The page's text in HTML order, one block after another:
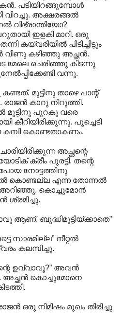
പടിയിറങ്ങുമ്പോൾ
അക്ഷരങ്ങൽ
വിഭ്രാന്തിയോ?
ഇളകി മാറി. ഒരു
കയ്‌വരിയിൽ പിടിച്ചിട്ടും
വീണു കഴിഞ്ഞു അച്ഛൻ.
മേലെ ചെരിഞ്ഞു കിടന്നു
വന്നു.
മുട്ടിനു താഴെ പാന്റ്
കാറു നിറുത്തി.
മുട്ടിനു പുറകു വരെ
കീറിയിരിക്കുന്നു. പൂച്ചെടി
കമ്പി കൊണ്ടതാകണം.
അച്ഛന്റെ
ക്രീം പുരട്ടി. തന്റെ
നോട്ടത്തിനു
കൊണ്ടല്ല എന്ന തോന്നൽ
അറിഞ്ഞു. കൊച്ചുമോൻ
ശ്രമിച്ചു.
ആണ്. ബുദ്ധിമുട്ടിയ്ക്കാതെ”
സാരമില്ല” നീറ്റൽ
കലമ്പിച്ചു.
ഉവ്വാവൂ?” അവൻ
അച്ഛൻ കൊച്ചുമോനെ
ഒരു നിമിഷം മുഖം തിരിച്ചു